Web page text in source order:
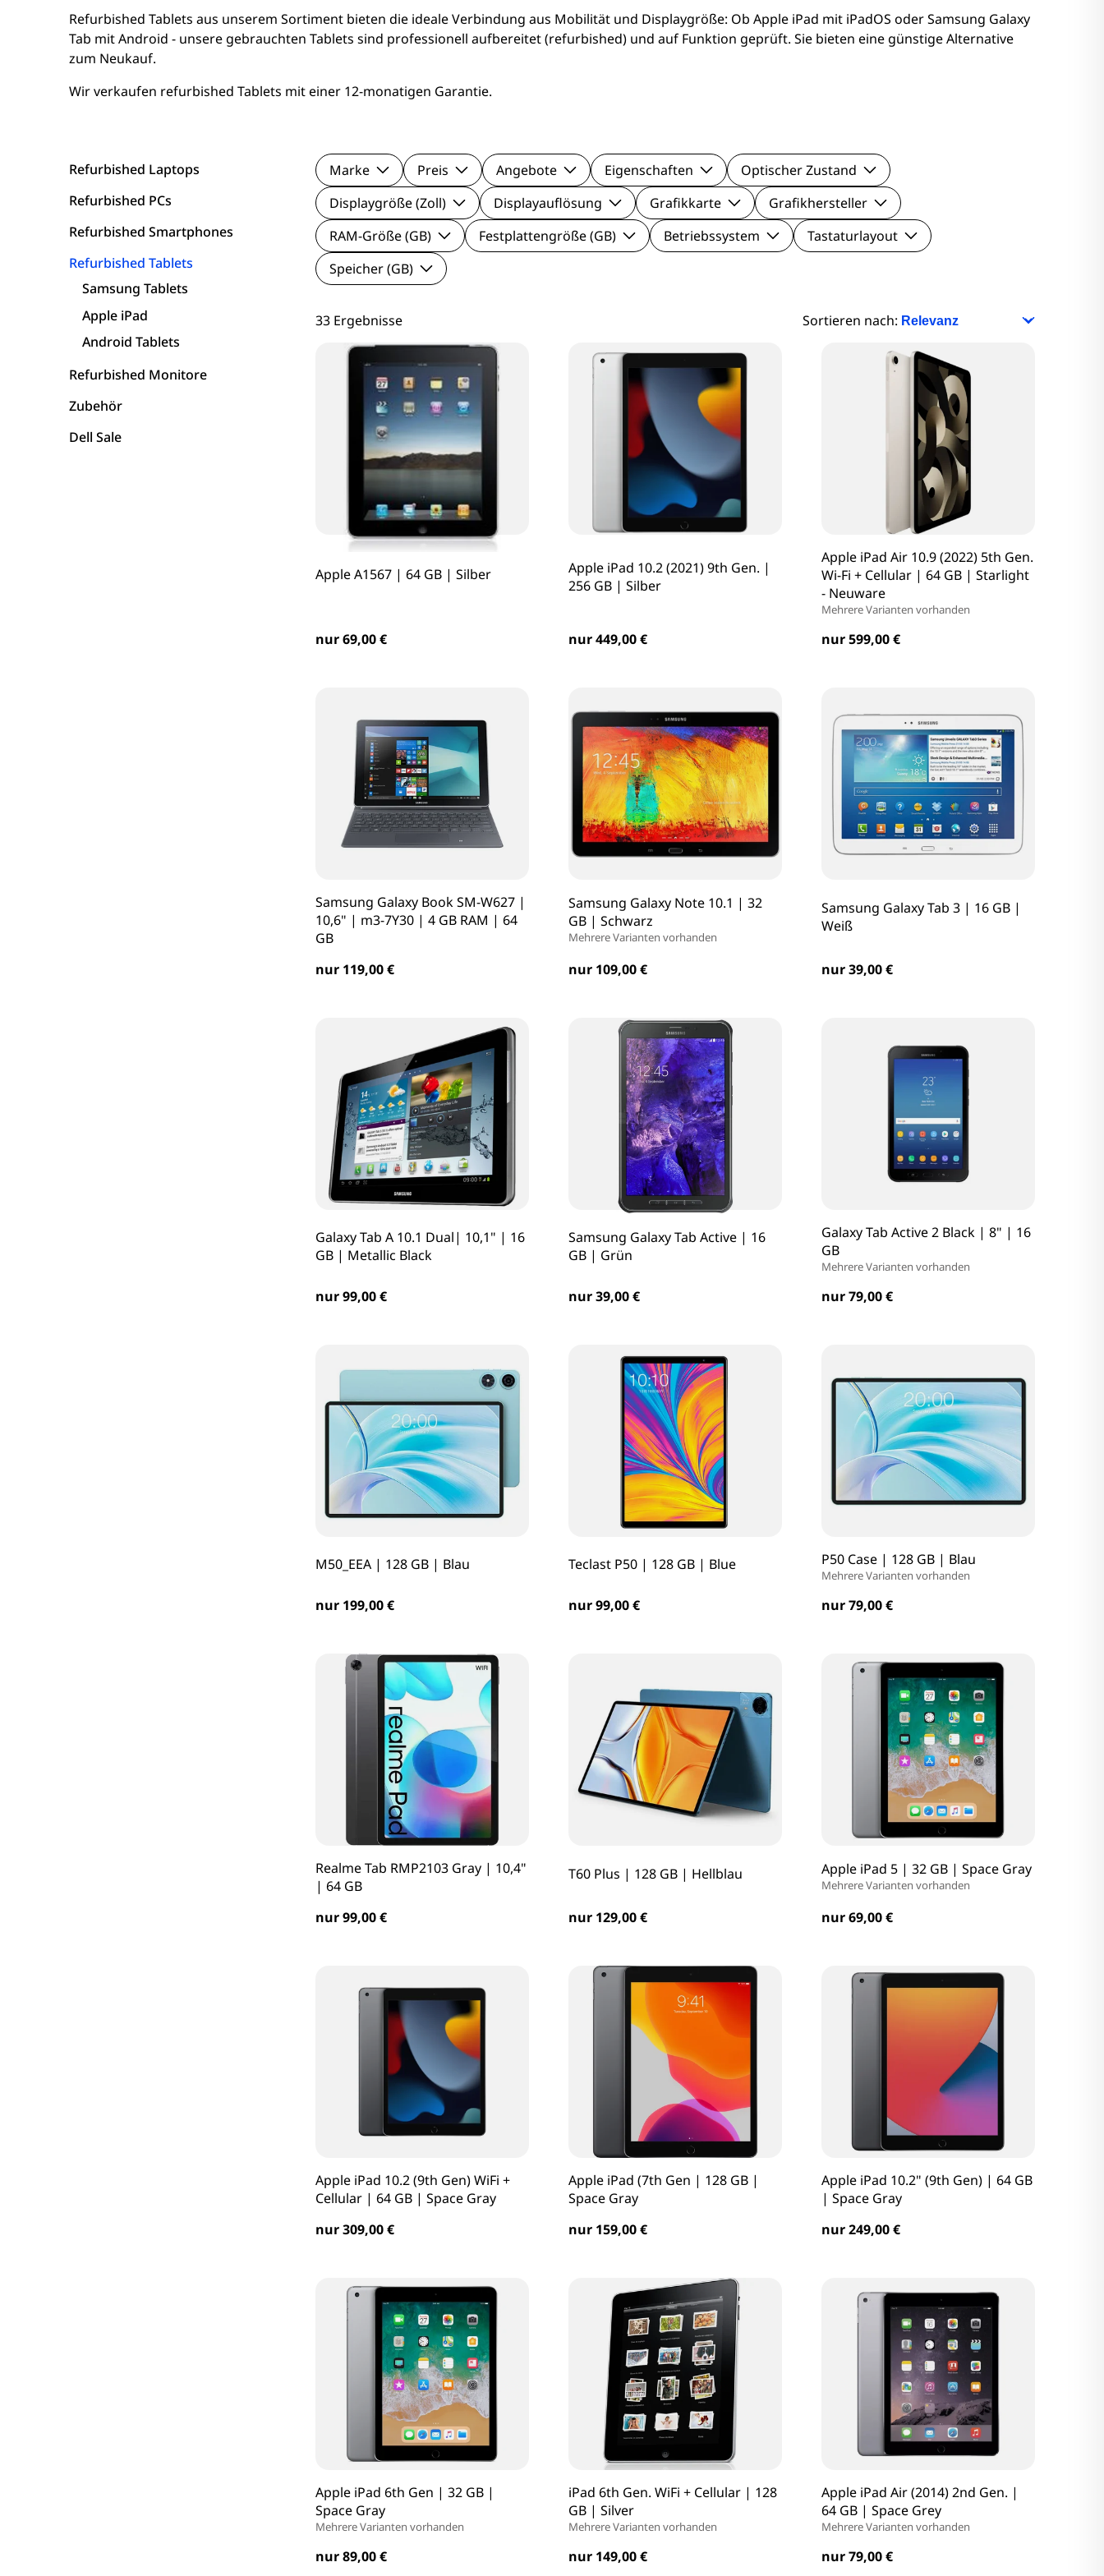
16 Zoll Laptops
Laptops ab 17 Zoll
Laptops mit WWAN / LTE
Workstation Laptops
Lenovo Laptops
Fujitsu Laptops
HP Laptops
Asus Laptops
Dell PCs
Fujitsu PCs
Xiaomi Smartphones Viewsonic Monitore
Refurbished Tablets aus unserem Sortiment bieten die ideale Verbindung aus Mobilität und Displaygröße: Ob Apple iPad mit iPadOS oder Samsung Galaxy
Tab mit Android - unsere gebrauchten Tablets sind professionell aufbereitet (refurbished) und auf Funktion geprüft. Sie bieten eine günstige Alternative
zum Neukauf.
Wir verkaufen refurbished Tablets mit einer 12-monatigen Garantie.
Refurbished Laptops
Refurbished PCs
Refurbished Smartphones
Refurbished Tablets
Samsung Tablets
Apple iPad
Android Tablets
Refurbished Monitore
Zubehör
Dell Sale
Marke Preis Angebote Eigenschaften
Optischer Zustand
Displaygröße (Zoll)
Displayauflösung Grafikkarte
Grafikhersteller
RAM-Größe (GB)
Festplattengröße (GB) Betriebssystem
Tastaturlayout
Speicher (GB)
33 Ergebnisse Sortieren nach:
Apple A1567 | 64 GB | Silber
nur 69,00 €
Apple iPad 10.2 (2021) 9th Gen. |
256 GB | Silber
nur 449,00 €
Apple iPad Air 10.9 (2022) 5th Gen.
Wi-Fi + Cellular | 64 GB | Starlight
- Neuware
Mehrere Varianten vorhanden
nur 599,00 €
Samsung Galaxy Book SM-W627 |
10,6" | m3-7Y30 | 4 GB RAM | 64
GB
nur 119,00 €
Samsung Galaxy Note 10.1 | 32
GB | Schwarz
Mehrere Varianten vorhanden
nur 109,00 €
Samsung Galaxy Tab 3 | 16 GB |
Weiß
nur 39,00 €
Galaxy Tab A 10.1 Dual| 10,1" | 16
GB | Metallic Black
nur 99,00 €
Samsung Galaxy Tab Active | 16
GB | Grün
nur 39,00 €
Galaxy Tab Active 2 Black | 8" | 16
GB
Mehrere Varianten vorhanden
nur 79,00 €
M50_EEA | 128 GB | Blau
nur 199,00 €
Teclast P50 | 128 GB | Blue
nur 99,00 €
P50 Case | 128 GB | Blau
Mehrere Varianten vorhanden
nur 79,00 €
Realme Tab RMP2103 Gray | 10,4"
| 64 GB
nur 99,00 €
T60 Plus | 128 GB | Hellblau
nur 129,00 €
Apple iPad 5 | 32 GB | Space Gray
Mehrere Varianten vorhanden
nur 69,00 €
Apple iPad 10.2 (9th Gen) WiFi +
Cellular | 64 GB | Space Gray
nur 309,00 €
Apple iPad (7th Gen | 128 GB |
Space Gray
nur 159,00 €
Apple iPad 10.2" (9th Gen) | 64 GB
| Space Gray
nur 249,00 €
Apple iPad 6th Gen | 32 GB |
Space Gray
Mehrere Varianten vorhanden
nur 89,00 €
iPad 6th Gen. WiFi + Cellular | 128
GB | Silver
Mehrere Varianten vorhanden
nur 149,00 €
Apple iPad Air (2014) 2nd Gen. |
64 GB | Space Grey
Mehrere Varianten vorhanden
nur 79,00 €